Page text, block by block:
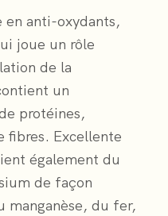
en anti-oxydants,
joue un rôle
de la
un
protéines,
fibres. Excellente
également du
de façon
manganèse, du fer,